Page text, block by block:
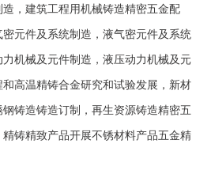
，建筑工程用机械铸造精密五金配
元件及系统制造，液气密元件及系统
机械及元件制造，液压动力机械及元
高温精铸合金研究和试验发展，新材
铸造铸造订制，再生资源铸造精密五
铸精致产品开展不锈材料产品五金精